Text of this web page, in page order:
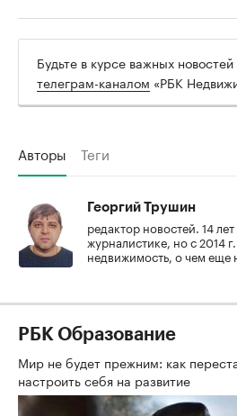
Будьте в курсе важных
телеграм-каналом «РБК
Авторы Теги
Георгий Трушин
редактор новостей. 14
журналистике, но с 2014
недвижимость, о чем еще
РБК Образование
Мир не будет прежним: как
настроить себя на развитие